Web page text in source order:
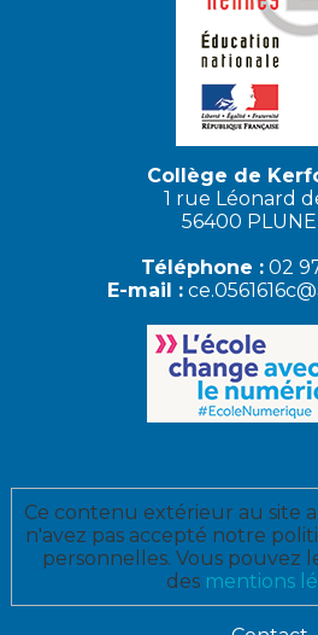
Collège de
1 rue Léonard
56400
Téléphone : 02
E-mail :
Ce contenu extérieur au site
n'avez pas accepté notre
personnelles. Vous pouvez
des mentions